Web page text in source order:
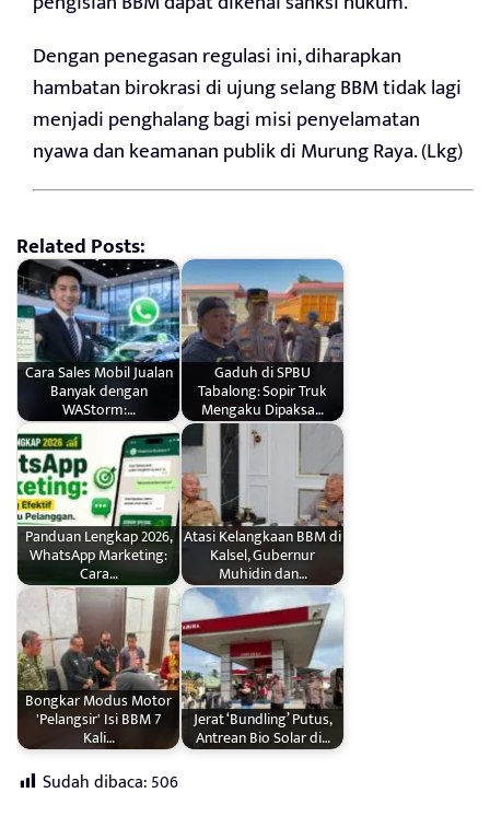
Dengan penegasan regulasi ini, diharapkan
hambatan birokrasi di ujung selang BBM tidak lagi
menjadi penghalang bagi misi penyelamatan
nyawa dan keamanan publik di Murung Raya. (Lkg)
Related Posts:
Cara Sales Mobil Jualan
Banyak dengan
WAStorm:…
Gaduh di SPBU
Tabalong: Sopir Truk
Mengaku Dipaksa…
Panduan Lengkap 2026,
WhatsApp Marketing:
Cara…
Atasi Kelangkaan BBM di
Kalsel, Gubernur
Muhidin dan…
Bongkar Modus Motor
'Pelangsir' Isi BBM 7
Kali…
Jerat ‘Bundling’ Putus,
Antrean Bio Solar di…
Sudah dibaca:506